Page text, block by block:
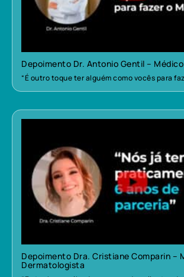
Depoimento Dr. Antonio Gentil –
“É outro toque ter alguém como vocês para
Depoimento Dra. Cristiane Comparin –
Dermatologista